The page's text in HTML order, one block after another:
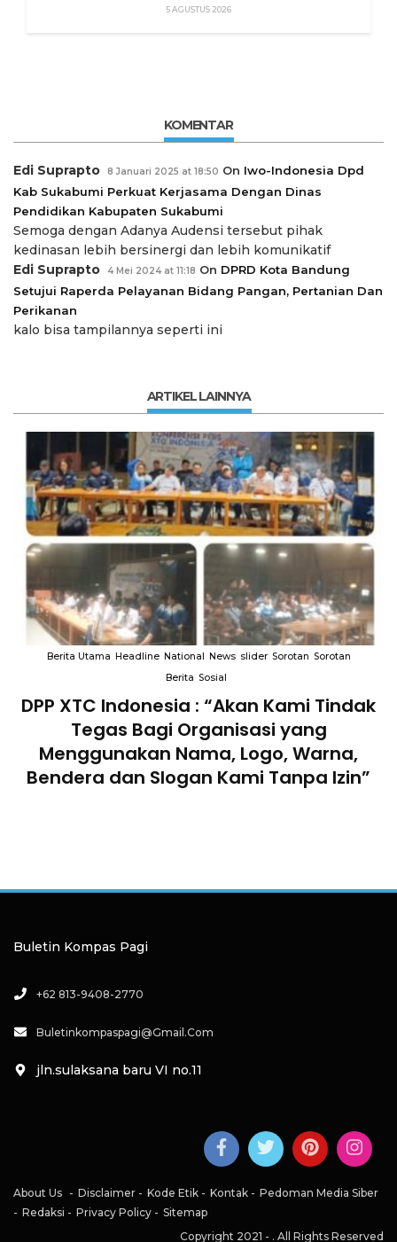
5 AGUSTUS 2026
KOMENTAR
Edi Suprapto 8 Januari 2025 at 18:50 On Iwo-Indonesia Dpd
Kab Sukabumi Perkuat Kerjasama Dengan Dinas
Pendidikan Kabupaten Sukabumi
Semoga dengan Adanya Audensi tersebut pihak
kedinasan lebih bersinergi dan lebih komunikatif
Edi Suprapto
4 Mei 2024 at 11:18 On DPRD Kota Bandung
Setujui Raperda Pelayanan Bidang Pangan, Pertanian Dan
Perikanan
kalo bisa tampilannya seperti ini
ARTIKEL LAINNYA
Berita Utama Headline National News slider Sorotan Sorotan
Berita Sosial
DPP XTC Indonesia : “Akan Kami Tindak
Tegas Bagi Organisasi yang
Menggunakan Nama, Logo, Warna,
Bendera dan Slogan Kami Tanpa Izin”
Buletin Kompas Pagi
+62 813-9408-2770
Buletinkompaspagi@gmail.com
jln.sulaksana baru VI no.11
About Us Disclaimer Kode Etik Kontak
Pedoman Media Siber
Redaksi
Privacy Policy
Sitemap
Copyright 2021 - . All Rights Reserved